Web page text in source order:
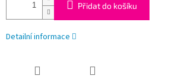
Přidat do košíku
Detailní informace